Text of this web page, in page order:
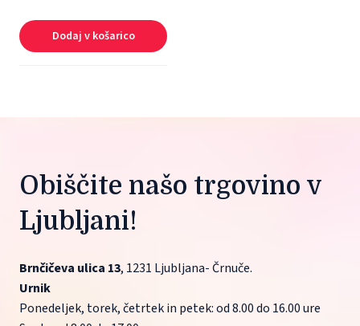
Dodaj v košarico
Obiščite našo trgovino v
Ljubljani!
Brnčičeva ulica 13, 1231 Ljubljana- Črnuče.
Urnik
Ponedeljek, torek, četrtek in petek: od 8.00 do 16.00 ure